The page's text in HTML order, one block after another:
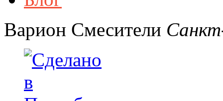
Варион Смесители